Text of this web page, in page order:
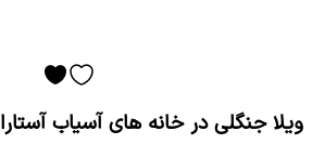
ویلا جنگلی در خانه های آسیاب آستارا